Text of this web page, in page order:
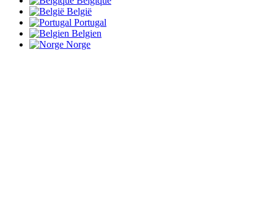
België
Portugal
Belgien
Norge